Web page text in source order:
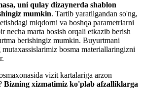
uni qulay dizaynerda shablon
mumkin. Tartib yaratilgandan so'ng,
miqdorni va boshqa parametrlarni
necha marta bosish orqali etkazib berish
berishingiz mumkin. Buyurtmani
bosma materiallaringizni
vizit kartalariga arzon
Bizning xizmatimiz ko'plab afzalliklarga